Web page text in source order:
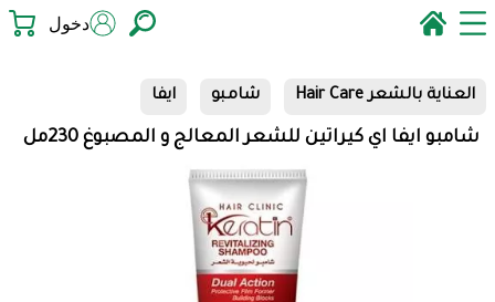
دخول
العناية بالشعر Hair Care شامبو ايفا
شامبو ايفا اي كيراتين للشعر المعالج و المصبوغ 230مل